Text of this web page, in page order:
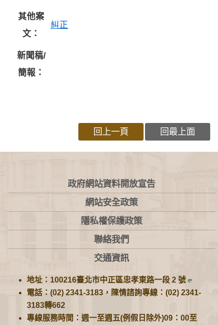
其他案
文：
糾正
新聞稿/
簡報：
回上一頁 回最上面
:::
政府網站資料開放宣告
網站安全政策
隱私權保護政策
聯絡我們
交通資訊
地址：100216臺北市中正區忠孝東路一段 2 號
電話：(02) 2341-3183，陳情諮詢專線：(02) 2341-
3183轉662
專線服務時間：週一至週五(例假日除外)09：00至